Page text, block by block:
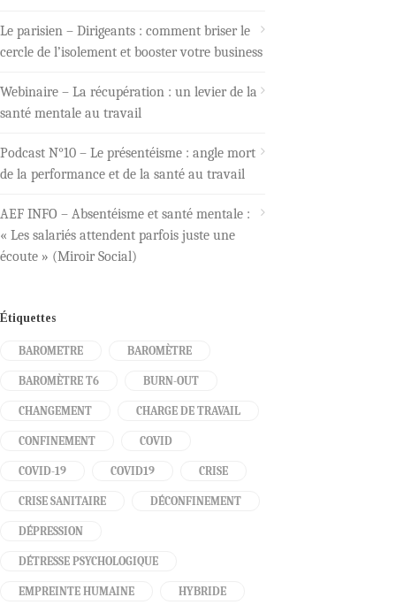
Le parisien – Dirigeants : comment briser le
cercle de l’isolement et booster votre business
Webinaire – La récupération : un levier de la
santé mentale au travail
Podcast N°10 – Le présentéisme : angle mort
de la performance et de la santé au travail
AEF INFO – Absentéisme et santé mentale :
« Les salariés attendent parfois juste une
écoute » (Miroir Social)
Étiquettes
BAROMETRE BAROMÈTRE
BAROMÈTRE T6 BURN-OUT
CHANGEMENT CHARGE DE TRAVAIL
CONFINEMENT COVID
COVID-19 COVID19 CRISE
CRISE SANITAIRE DÉCONFINEMENT
DÉPRESSION
DÉTRESSE PSYCHOLOGIQUE
EMPREINTE HUMAINE HYBRIDE